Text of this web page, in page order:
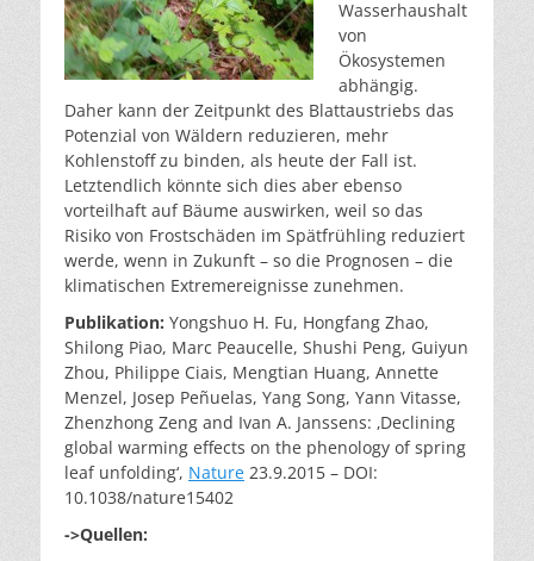
Wasserhaushalt
von
Ökosystemen
abhängig.
Daher kann der Zeitpunkt des Blattaustriebs das
Potenzial von Wäldern reduzieren, mehr
Kohlenstoff zu binden, als heute der Fall ist.
Letztendlich könnte sich dies aber ebenso
vorteilhaft auf Bäume auswirken, weil so das
Risiko von Frostschäden im Spätfrühling reduziert
werde, wenn in Zukunft – so die Prognosen – die
klimatischen Extremereignisse zunehmen.
Publikation: Yongshuo H. Fu, Hongfang Zhao,
Shilong Piao, Marc Peaucelle, Shushi Peng, Guiyun
Zhou, Philippe Ciais, Mengtian Huang, Annette
Menzel, Josep Peñuelas, Yang Song, Yann Vitasse,
Zhenzhong Zeng and Ivan A. Janssens: ‚Declining
global warming effects on the phenology of spring
leaf unfolding‘, Nature 23.9.2015 – DOI:
10.1038/nature15402
->Quellen: